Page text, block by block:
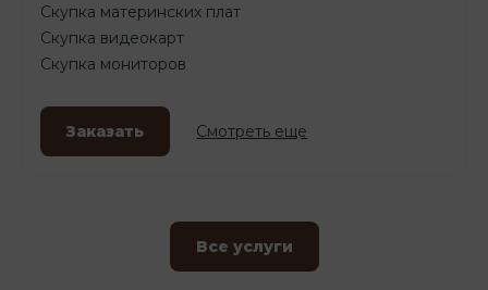
Скупка материнских плат
Скупка видеокарт
Скупка мониторов
Заказать Смотреть еще
Все услуги